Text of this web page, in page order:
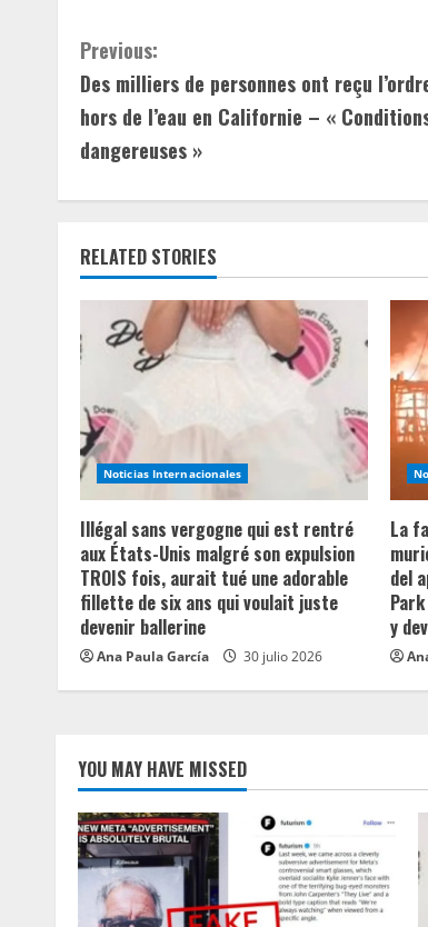
C
o
n
t
i
n
u
R
e
a
d
i
n
Previous:
Des milliers de personnes ont reçu
hors de l’eau en Californie – «
dangereuses »
RELATED STORIES
Noticias Internacionales
Illégal sans vergogne qui est rentré
aux États-Unis malgré son expulsion
TROIS fois, aurait tué une adorable
fillette de six ans qui voulait juste
devenir ballerine
Ana Paula García 30 julio 2026
La
del
y
YOU MAY HAVE MISSED